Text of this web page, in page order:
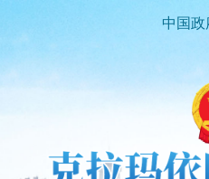
中国政